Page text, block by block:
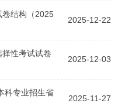
卷结构（2025
2025-12-22
性考试试卷
2025-12-03
科专业招生省
2025-11-27